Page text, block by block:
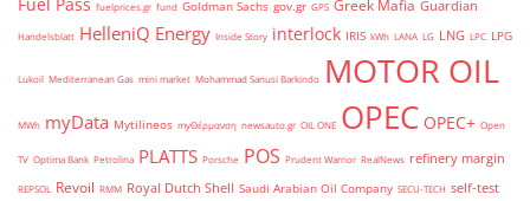
fuelprices.gr fund Goldman Sachs gov.gr GPS Greek Mafia Guardian
Handelsblatt HelleniQ Energy Inside Story interlock IRIS kWh LANA LG LNG LPC LPG
Lukoil Mediterranean Gas mini market Mohammad Sanusi Barkindo MOTOR OIL
MWh myData Mytilineos myΘέρμανση newsauto.gr OIL ONE OPEC OPEC+ Open
TV Optima Bank Petrolina PLATTS Porsche POS Prudent Warrior RealNews refinery margin
REPSOL Revoil RMM Royal Dutch Shell Saudi Arabian Oil Company SECU-TECH self-test